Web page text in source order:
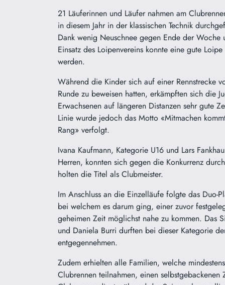
21 Läuferinnen und Läufer nahmen am
in diesem Jahr in der klassischen Technik
Dank wenig Neuschnee gegen Ende der Woche
Einsatz des Loipenvereins konnte eine gute
werden.
Während die Kinder sich auf einer Rennstrecke
Runde zu beweisen hatten, erkämpften sich die
Erwachsenen auf längeren Distanzen sehr gute
Linie wurde jedoch das Motto «Mitmachen
Rang» verfolgt.
Ivana Kaufmann, Kategorie U16 und Lars
Herren, konnten sich gegen die Konkurrenz
holten die Titel als Clubmeister.
Im Anschluss an die Einzelläufe folgte das Duo-
bei welchem es darum ging, einer zuvor
geheimen Zeit möglichst nahe zu kommen. Das
und Daniela Burri durften bei dieser Kategorie
entgegennehmen.
Zudem erhielten alle Familien, welche
Clubrennen teilnahmen, einen selbstgebackenen